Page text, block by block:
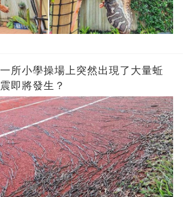
所小學操場上突然出現了大量蚯
即將發生？